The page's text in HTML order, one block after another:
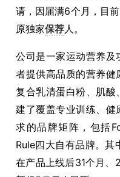
请，因届满6个月，目
原独家保荐人。
公司是一家运动营养
者提供高品质的营养健
复合乳清蛋白粉、肌酸
建了覆盖专业训练、
求的品牌矩阵，包括
Rule四大自有品牌。
在产品上线后31个月、